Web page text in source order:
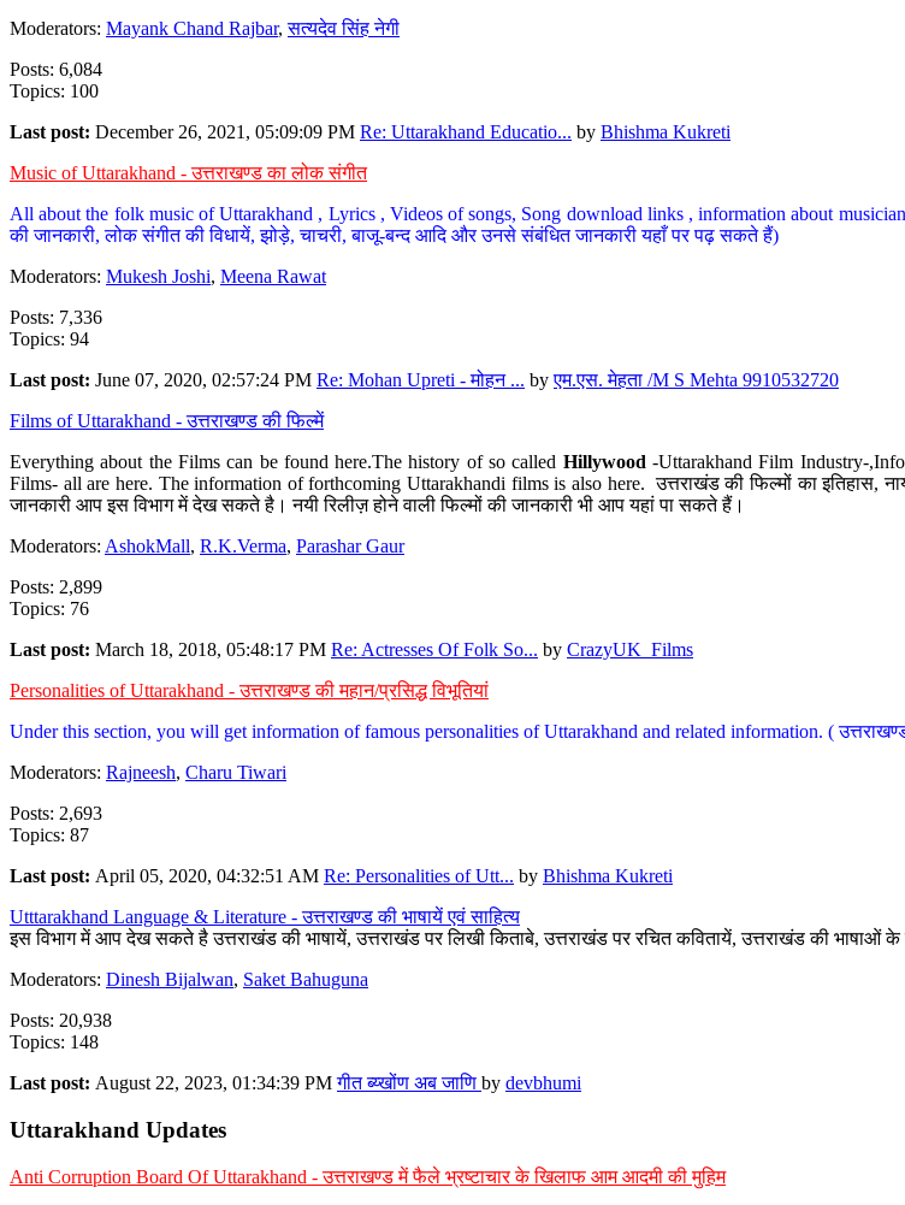
Moderators: Mayank Chand Rajbar,सत्यदेव सिंह नेगी
Posts: 6,084
Topics: 100
Last post: December 26, 2021, 05:09:09 PM Re: Uttarakhand Educatio... by Bhishma Kukreti
Music of Uttarakhand - उत्तराखण्ड का लोक संगीत
All about the folk music of Uttarakhand , Lyrics , Videos of songs, Song download links , information about
की जानकारी, लोक संगीत की विधायें, झोड़े, चाचरी, बाजू-बन्द आदि और उनसे संबंधित जानकारी यहाँ पर पढ़ सकते हैं)
Moderators: Mukesh Joshi, Meena Rawat
Posts: 7,336
Topics: 94
Last post: June 07, 2020, 02:57:24 PM Re: Mohan Upreti - मोहन ... byएम.एस. मेहता /M S Mehta 9910532720
Films of Uttarakhand - उत्तराखण्ड की फिल्में
Everything about the Films can be found here.The history of so called Hillywood-Uttarakhand Film Industry-
Films- all are here. The information of forthcoming Uttarakhandi films is also here. उत्तराखंड की फिल्मों का इतिहास,
जानकारी आप इस विभाग में देख सकते है। नयी रिलीज़ होने वाली फिल्मों की जानकारी भी आप यहां पा सकते हैं।
Moderators: AshokMall, R.K.Verma, Parashar Gaur
Posts: 2,899
Topics: 76
Last post: March 18, 2018, 05:48:17 PM Re: Actresses Of Folk So... by CrazyUK_Films
Personalities of Uttarakhand - उत्तराखण्ड की महान/प्रसिद्ध विभूतियां
Under this section, you will get information of famous personalities of Uttarakhand and related information. (
Moderators: Rajneesh, Charu Tiwari
Posts: 2,693
Topics: 87
Last post: April 05, 2020, 04:32:51 AM Re: Personalities of Utt... by Bhishma Kukreti
Utttarakhand Language & Literature - उत्तराखण्ड की भाषायें एवं साहित्य
इस विभाग में आप देख सकते है उत्तराखंड की भाषायें, उत्तराखंड पर लिखी किताबे, उत्तराखंड पर रचित कवितायें, उत्तराखंड की भाषाओं
Moderators: Dinesh Bijalwan, Saket Bahuguna
Posts: 20,938
Topics: 148
Last post: August 22, 2023, 01:34:39 PMगीत ब्य्खोंण अब जाणि by devbhumi
Uttarakhand Updates
Anti Corruption Board Of Uttarakhand - उत्तराखण्ड में फैले भ्रष्टाचार के खिलाफ आम आदमी की मुहिम